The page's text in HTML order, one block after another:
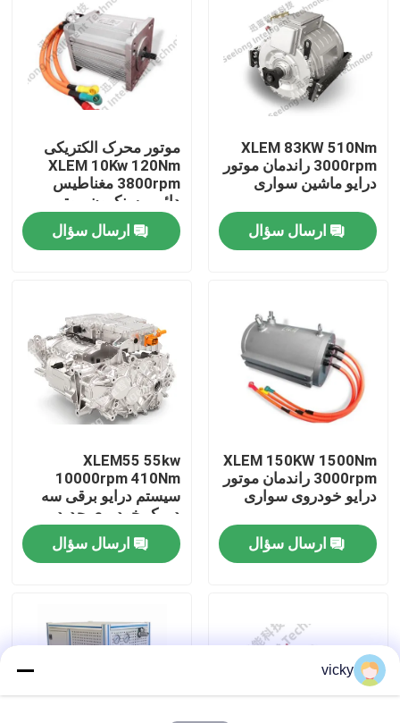
بازدید از کارخانه
تماس با ما
اخبار
گشتاور دینامومتر
XLEM 83KW 510Nm
3000rpm راندمان موتور
درایو ماشین سواری
ارسال سؤال
موتور محرک الکتریکی
XLEM 10Kw 120Nm
3800rpm مغناطیس
دائمی سنکرون موتور
انرژی جدید
ارسال سؤال
XLEM 150KW 1500Nm
3000rpm راندمان موتور
درایو خودروی سواری
ارسال سؤال
XLEM55 55kw
10000rpm 410Nm
سیستم درایو برقی سه
در یک خودروی جدید
انرژی درایو و سیستم
درایو الکتریکیارسال سؤال
vicky